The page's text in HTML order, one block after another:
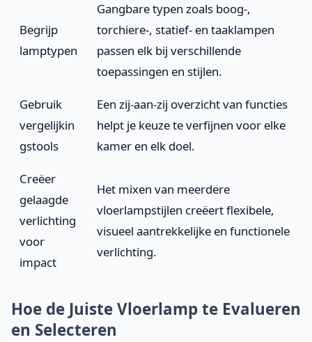
Begrijp
lamptypen
Gangbare typen zoals boog-,
torchiere-, statief- en taaklampen
passen elk bij verschillende
toepassingen en stijlen.
Gebruik
vergelijkin
gstools
Een zij-aan-zij overzicht van functies
helpt je keuze te verfijnen voor elke
kamer en elk doel.
Creëer
gelaagde
verlichting
voor
impact
Het mixen van meerdere
vloerlampstijlen creëert flexibele,
visueel aantrekkelijke en functionele
verlichting.
Hoe de Juiste Vloerlamp te Evalueren
en Selecteren